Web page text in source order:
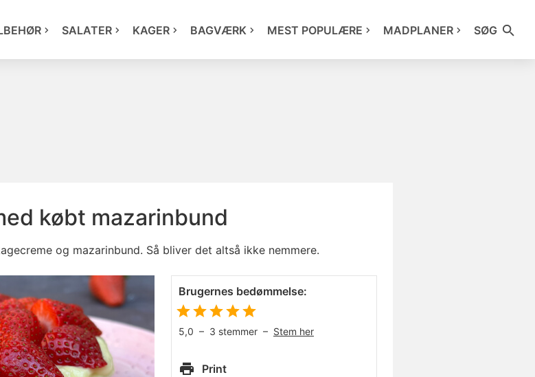
SALATER KAGER BAGVÆRK MEST POPULÆRE MADPLANER SØG
købt mazarinbund
og mazarinbund. Så bliver det altså ikke nemmere.
Brugernes bedømmelse:
5,0 – 3 stemmer – Stem her
Print